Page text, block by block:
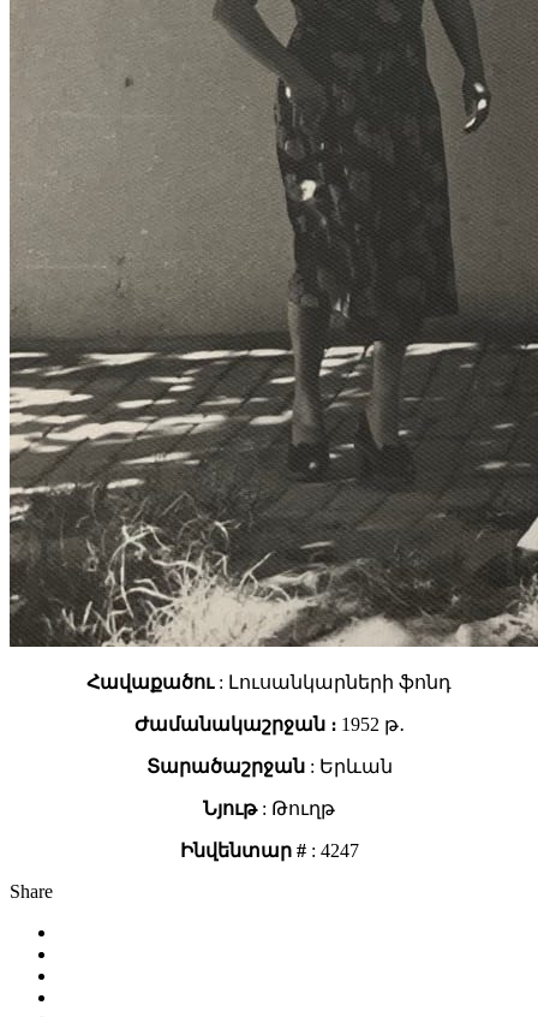
Հավաքածու: Լուսանկարների ֆոնդ
Ժամանակաշրջան ։ 1952 թ․
Տարածաշրջան: Երևան
Նյութ: Թուղթ
Ինվենտար #: 4247
Share